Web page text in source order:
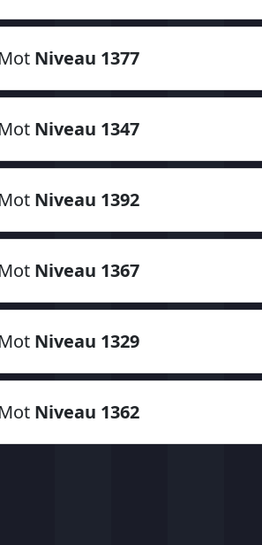
Niveau 1377
Niveau 1347
Niveau 1392
Niveau 1367
Niveau 1329
Niveau 1362